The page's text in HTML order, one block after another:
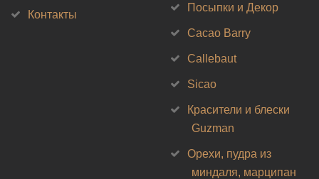
Контакты
Посыпки и Декор
Cacao Barry
Callebaut
Sicao
Красители и блески
Guzman
Орехи, пудра из
миндаля, марципан